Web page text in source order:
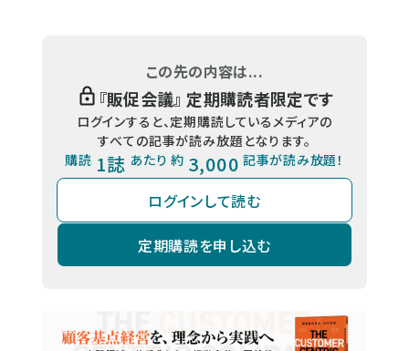
この先の内容は...
『販促会議』 定期購読者限定です
ログインすると、定期購読しているメディアの
すべての記事が読み放題となります。
購読 1誌 あたり 約 3,000 記事が読み放題！
ログインして読む
定期購読を申し込む